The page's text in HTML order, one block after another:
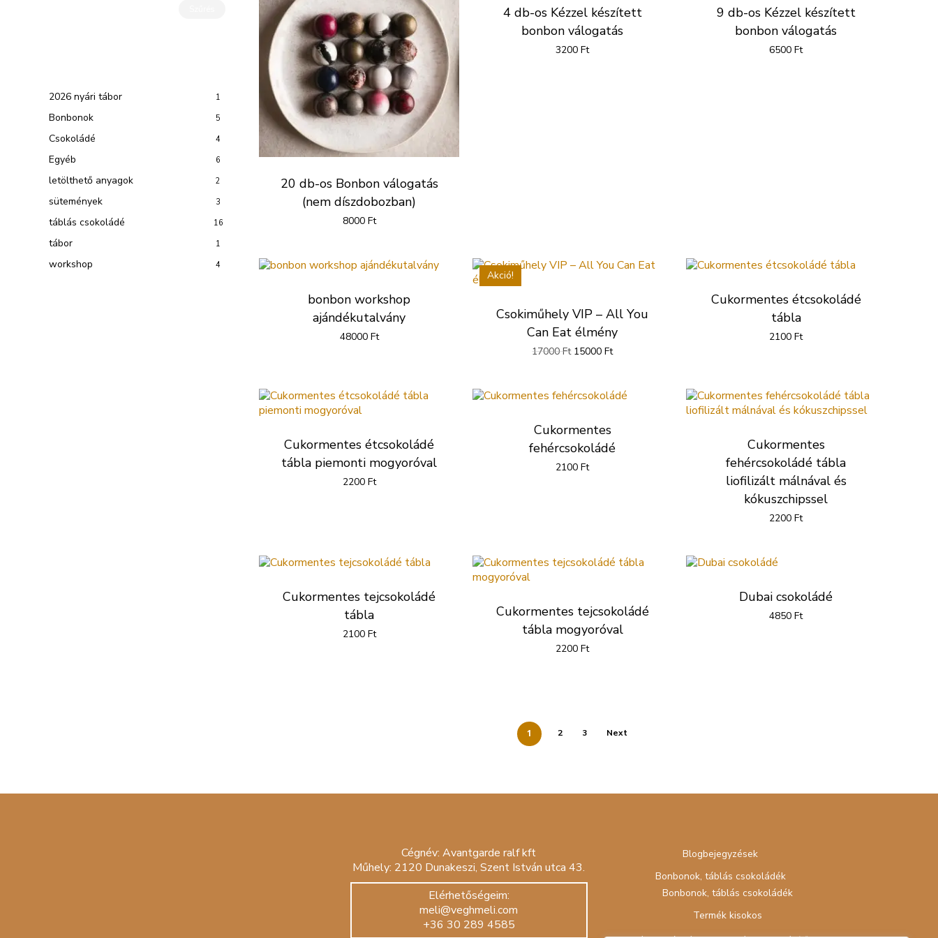
2026 nyári tábor 1
Bonbonok 5
Csokoládé 4
Egyéb 6
letölthető anyagok 2
sütemények 3
táblás csokoládé 16
tábor 1
workshop 4
20 db-os Bonbon válogatás
(nem díszdobozban)
8000 Ft
4 db-os Kézzel készített
bonbon válogatás
3200Ft
9 db-os Kézzel készített
bonbon válogatás
6500Ft
bonbon workshop
ajándékutalvány
48000 Ft
Akció!
Csokiműhely VIP – All You
Can Eat élmény
17000Ft Original
17000 Ft.
15000FtCurrent
15000 Ft.
Cukormentes étcsokoládé
tábla
2100Ft
Cukormentes étcsokoládé
tábla piemonti mogyoróval
2200 Ft
Cukormentes
fehércsokoládé
2100Ft
Cukormentes
fehércsokoládé tábla
liofilizált málnával és
kókuszchipssel
2200Ft
Cukormentes tejcsokoládé
tábla
2100 Ft
Cukormentes tejcsokoládé
tábla mogyoróval
2200Ft
Dubai csokoládé
4850Ft
1 2 3 Next
Cégnév: Avantgarde ralf kft
Műhely: 2120 Dunakeszi, Szent István utca 43.
Elérhetőségeim:
meli@veghmeli.com
+36 30 289 4585
Blogbejegyzések
Bonbonok, táblás csokoládék
Bonbonok, táblás csokoládék
Termék kisokos